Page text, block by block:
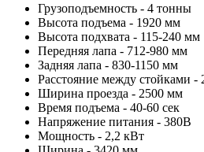
Грузоподъемность - 4 тонны
Высота подъема - 1920 мм
Высота подхвата - 115-240 мм
Передняя лапа - 712-980 мм
Задняя лапа - 830-1150 мм
Расстояние между стойками -
Ширина проезда - 2500 мм
Время подъема - 40-60 сек
Напряжение питания - 380В
Мощность - 2,2 кВт